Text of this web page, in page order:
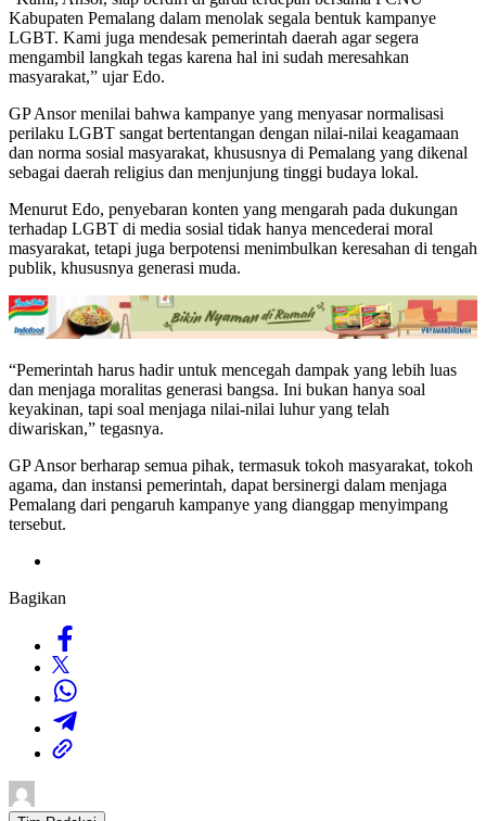
Kabupaten Pemalang dalam menolak segala bentuk kampanye
LGBT. Kami juga mendesak pemerintah daerah agar segera
mengambil langkah tegas karena hal ini sudah meresahkan
masyarakat,” ujar Edo.
GP Ansor menilai bahwa kampanye yang menyasar normalisasi
perilaku LGBT sangat bertentangan dengan nilai-nilai keagamaan
dan norma sosial masyarakat, khususnya di Pemalang yang dikenal
sebagai daerah religius dan menjunjung tinggi budaya lokal.
Menurut Edo, penyebaran konten yang mengarah pada dukungan
terhadap LGBT di media sosial tidak hanya mencederai moral
masyarakat, tetapi juga berpotensi menimbulkan keresahan di tengah
publik, khususnya generasi muda.
“Pemerintah harus hadir untuk mencegah dampak yang lebih luas
dan menjaga moralitas generasi bangsa. Ini bukan hanya soal
keyakinan, tapi soal menjaga nilai-nilai luhur yang telah
diwariskan,” tegasnya.
GP Ansor berharap semua pihak, termasuk tokoh masyarakat, tokoh
agama, dan instansi pemerintah, dapat bersinergi dalam menjaga
Pemalang dari pengaruh kampanye yang dianggap menyimpang
tersebut.
Bagikan